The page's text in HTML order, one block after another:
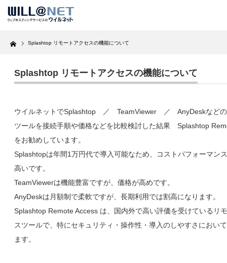
Home Splashtop リモートアクセスの機能について
Splashtop リモートアクセスの機能について
ウイルネットでSplashtop ／ TeamViewer ／ AnyDeskなどの
ツールを接続手順や価格などを比較検討した結果 Splashtop
をお勧めしています。
Splashtopは年間1万円代で導入可能なため、コストパフォーマン
高いです。
TeamViewerは機能豊富ですが、価格が高めです。
AnyDeskは月額制で柔軟ですが、長期利用では割高になります。
Splashtop Remote Access は、国内外で高い評価を受けているリ
スツールで、特にセキュリティ・操作性・導入のしやすさにおい
ます。